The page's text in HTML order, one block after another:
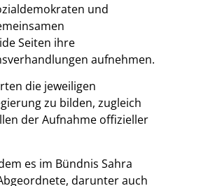
und
Seiten ihre
aufnehmen.
die jeweiligen
zu bilden, zugleich
der Aufnahme offizieller
es im Bündnis Sahra
darunter auch